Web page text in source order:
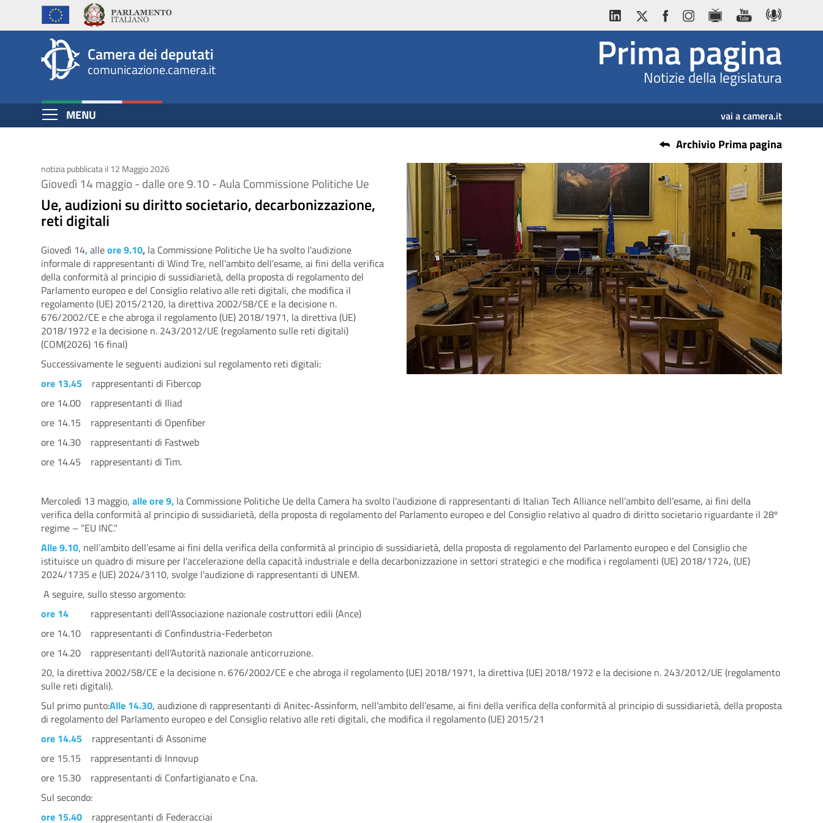
principale
audizioni
diritto
societario,
decarbonizzazione,
digitali
Camera dei deputati
comunicazione.camera.it Prima pagina
Notizie della legislatura
MENU
Espandi vai a camera.it
Contenuto Archivio Prima pagina
notizia pubblicata il 12 Maggio 2026
Giovedì 14 maggio - dalle ore 9.10 - Aula Commissione Politiche Ue
Ue, audizioni su diritto societario, decarbonizzazione,
reti digitali
Giovedì 14,alleore 9.10, la Commissione Politiche Ue ha svolto l'audizione
informale di rappresentanti di Wind Tre, nell’ambito dell’esame, ai fini della verifica
della conformità al principio di sussidiarietà, della proposta di regolamento del
Parlamento europeo e del Consiglio relativo alle reti digitali, che modifica il
regolamento (UE) 2015/2120, la direttiva 2002/58/CE e la decisione n.
676/2002/CE e che abroga il regolamento (UE) 2018/1971, la direttiva (UE)
2018/1972 e la decisione n. 243/2012/UE (regolamento sulle reti digitali)
(COM(2026) 16 final)
Successivamente le seguenti audizioni sul regolamento reti digitali:
ore 13.45 rappresentanti di Fibercop
ore 14.00 rappresentanti di Iliad
ore 14.15 rappresentanti di Openfiber
ore 14.30 rappresentanti di Fastweb
ore 14.45 rappresentanti di Tim.
Mercoledì 13 maggio, alle ore 9, la Commissione Politiche Ue della Camera ha svolto l'audizione di rappresentanti di Italian Tech Alliance nell’ambito dell’esame, ai fini della
verifica della conformità al principio di sussidiarietà, della proposta di regolamento del Parlamento europeo e del Consiglio relativo al quadro di diritto societario riguardante il 28º
regime – "EU INC."
Alle 9.10, nell’ambito dell’esame ai fini della verifica della conformità al principio di sussidiarietà, della proposta di regolamento del Parlamento europeo e del Consiglio che
istituisce un quadro di misure per l'accelerazione della capacità industriale e della decarbonizzazione in settori strategici e che modifica i regolamenti (UE) 2018/1724, (UE)
2024/1735 e (UE) 2024/3110, svolge l'audizione di rappresentanti di UNEM.
A seguire, sullo stesso argomento:
ore 14
rappresentanti dell’Associazione nazionale costruttori edili (Ance)
ore 14.10 rappresentanti di Confindustria-Federbeton
ore 14.20 rappresentanti dell’Autorità nazionale anticorruzione.
20, la direttiva 2002/58/CE e la decisione n. 676/2002/CE e che abroga il regolamento (UE) 2018/1971, la direttiva (UE) 2018/1972 e la decisione n. 243/2012/UE (regolamento
sulle reti digitali).
Sul primo punto:Alle 14.30, audizione di rappresentanti di Anitec-Assinform, nell’ambito dell’esame, ai fini della verifica della conformità al principio di sussidiarietà, della proposta
di regolamento del Parlamento europeo e del Consiglio relativo alle reti digitali, che modifica il regolamento (UE) 2015/21
ore 14.45
rappresentanti di Assonime
ore 15.15 rappresentanti di Innovup
ore 15.30 rappresentanti di Confartigianato e Cna.
Sul secondo:
ore 15.40 rappresentanti di Federacciai